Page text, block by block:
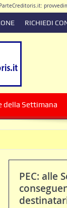
RICHIEDI
della Settimana
nulle deve
PEC: alle